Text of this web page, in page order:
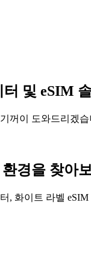
및 eSIM
꺼이 도와드리겠습
경을 찾아
, 화이트 라벨